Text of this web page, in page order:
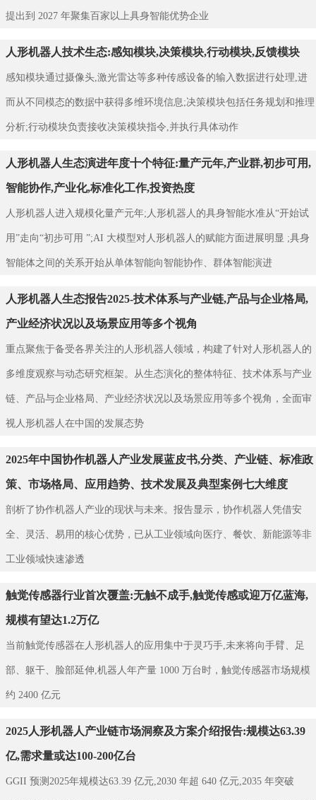
提出到 2027 年聚集百家以上具身智能优势企业
人形机器人技术生态:感知模块,决策模块,行动模块,反馈模块
感知模块通过摄像头,激光雷达等多种传感设备的输入数据进行处理,进
而从不同模态的数据中获得多维环境信息;决策模块包括任务规划和推理
分析;行动模块负责接收决策模块指令,并执行具体动作
人形机器人生态演进年度十个特征:量产元年,产业群,初步可用,
智能协作,产业化,标准化工作,投资热度
人形机器人进入规模化量产元年;人形机器人的具身智能水准从“开始试
用”走向“初步可用 ”;AI 大模型对人形机器人的赋能方面进展明显 ;具身
智能体之间的关系开始从单体智能向智能协作、群体智能演进
人形机器人生态报告2025-技术体系与产业链,产品与企业格局,
产业经济状况以及场景应用等多个视角
重点聚焦于备受各界关注的人形机器人领域，构建了针对人形机器人的
多维度观察与动态研究框架。从生态演化的整体特征、技术体系与产业
链、产品与企业格局、产业经济状况以及场景应用等多个视角，全面审
视人形机器人在中国的发展态势
2025年中国协作机器人产业发展蓝皮书,分类、产业链、标准政
策、市场格局、应用趋势、技术发展及典型案例七大维度
剖析了协作机器人产业的现状与未来。报告显示，协作机器人凭借安
全、灵活、易用的核心优势，已从工业领域向医疗、餐饮、新能源等非
工业领域快速渗透
触觉传感器行业首次覆盖:无触不成手,触觉传感或迎万亿蓝海,
规模有望达1.2万亿
当前触觉传感器在人形机器人的应用集中于灵巧手,未来将向手臂、足
部、躯干、脸部延伸,机器人年产量 1000 万台时，触觉传感器市场规模
约 2400 亿元
2025人形机器人产业链市场洞察及方案介绍报告:规模达63.39
亿,需求量或达100-200亿台
GGII 预测2025年规模达63.39 亿元,2030 年超 640 亿元,2035 年突破